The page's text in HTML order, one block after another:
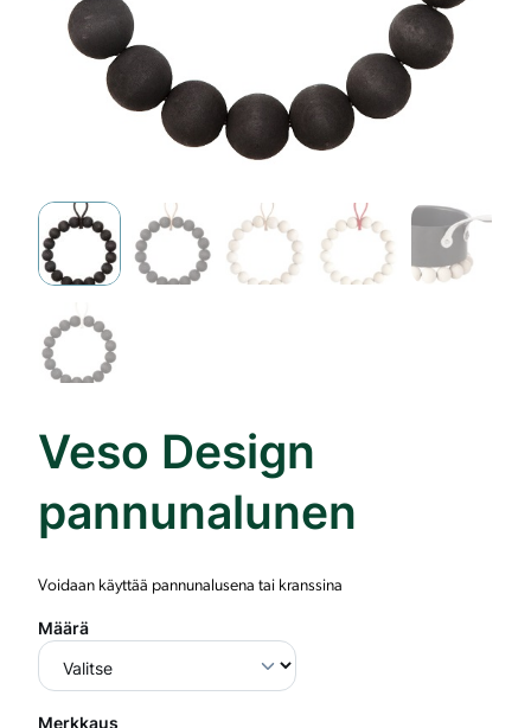
Veso Design
pannunalunen
Voidaan käyttää pannunalusena tai kranssina
Määrä
Merkkaus